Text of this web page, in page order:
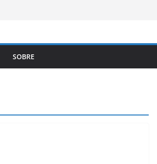
do ar
em escala
SOBRE